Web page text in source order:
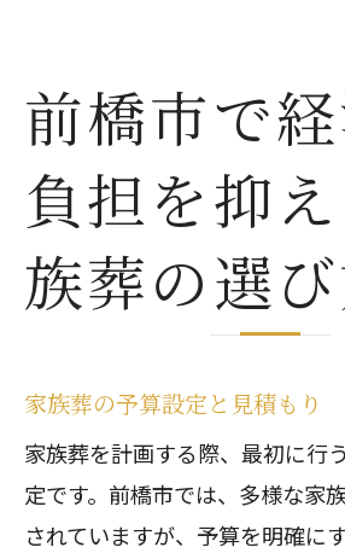
前橋市で
負担を抑
族葬の選
家族葬の予算設定と見積もり
家族葬を計画する際、最初に行
定です。前橋市では、多様な家
されていますが、予算を明確に